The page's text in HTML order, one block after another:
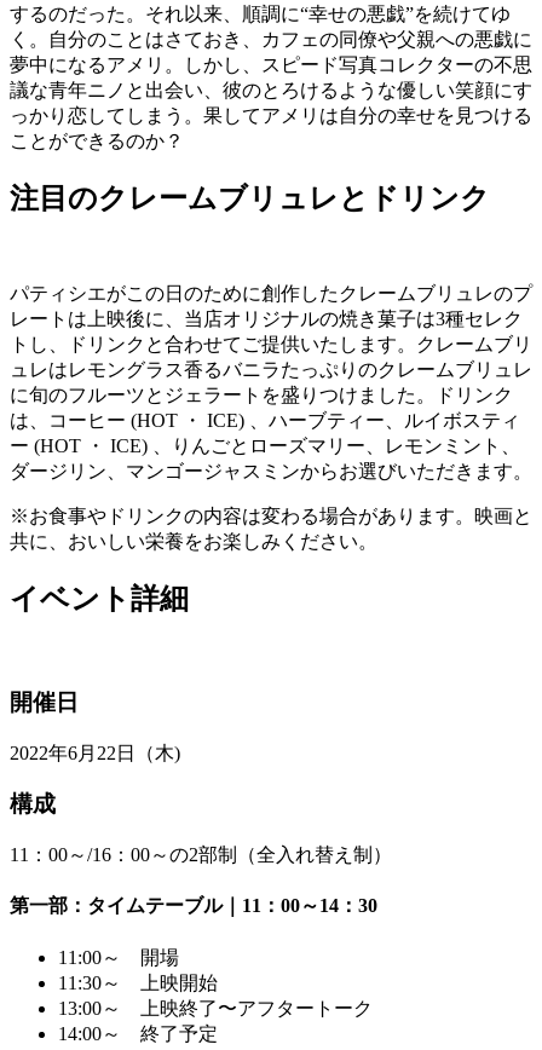
するのだった。それ以来、順調に“幸せの悪戯”を続けてゆ
く。自分のことはさておき、カフェの同僚や父親への悪戯に
夢中になるアメリ。しかし、スピード写真コレクターの不思
議な青年ニノと出会い、彼のとろけるような優しい笑顔にす
っかり恋してしまう。果してアメリは自分の幸せを見つける
ことができるのか？
注目のクレームブリュレとドリンク
パティシエがこの日のために創作したクレームブリュレのプ
レートは上映後に、当店オリジナルの焼き菓子は3種セレク
トし、ドリンクと合わせてご提供いたします。クレームブリ
ュレはレモングラス香るバニラたっぷりのクレームブリュレ
に旬のフルーツとジェラートを盛りつけました。ドリンク
は、コーヒー (HOT ・ ICE) 、ハーブティー、ルイボスティ
ー (HOT ・ ICE) 、りんごとローズマリー、レモンミント、
ダージリン、マンゴージャスミンからお選びいただきます。
※お食事やドリンクの内容は変わる場合があります。映画と
共に、おいしい栄養をお楽しみください。
イベント詳細
開催日
2022年6月22日（木)
構成
11：00～/16：00～の2部制（全入れ替え制）
第一部：タイムテーブル｜11：00～14：30
11:00～ 開場
11:30～ 上映開始
13:00～ 上映終了〜アフタートーク
14:00～ 終了予定